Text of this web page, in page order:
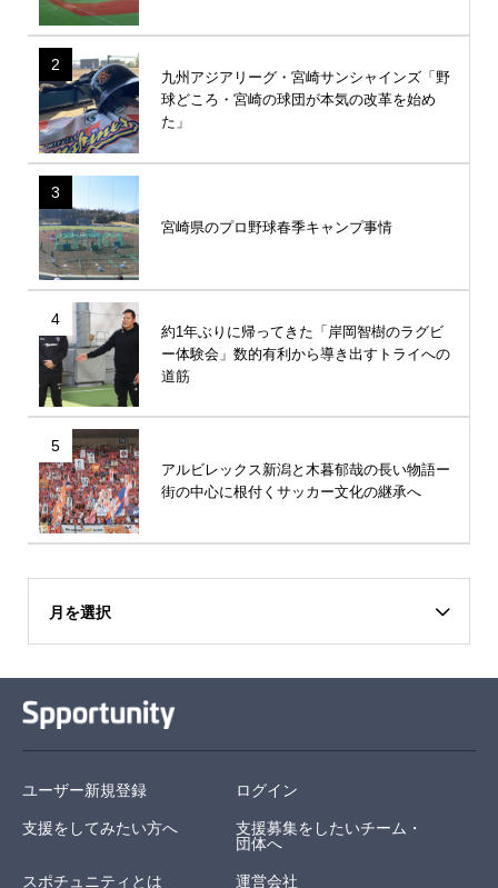
2
九州アジアリーグ・宮崎サンシャインズ「野
球どころ・宮崎の球団が本気の改革を始め
た」
3
宮崎県のプロ野球春季キャンプ事情
4
約1年ぶりに帰ってきた「岸岡智樹のラグビ
ー体験会」数的有利から導き出すトライへの
道筋
5
アルビレックス新潟と木暮郁哉の長い物語ー
街の中心に根付くサッカー文化の継承へ
月を選択
ユーザー新規登録 ログイン
支援をしてみたい方へ
支援募集をしたいチーム・
団体へ
スポチュニティとは 運営会社